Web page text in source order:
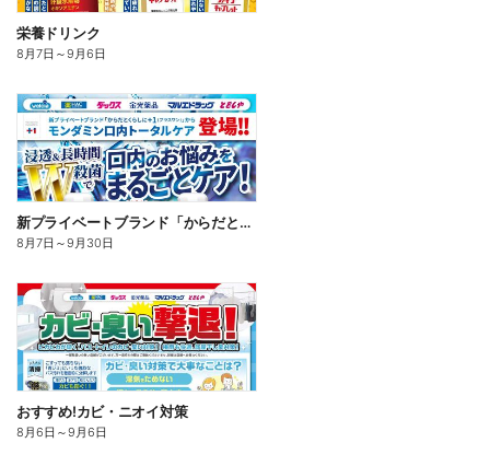
栄養ドリンク
8月7日 ～9月6日
新プライベートブランド「からだとくらしに+1(プラスワン)」よりモンダミン口内トータルケア登場!
8月7日 ～9月30日
おすすめ!カビ・ニオイ対策
8月6日 ～9月6日